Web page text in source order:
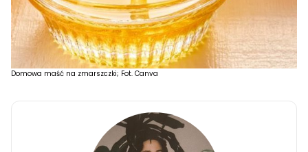
Domowa maść na zmarszczki; Fot. Canva